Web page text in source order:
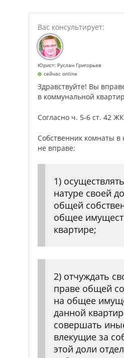
Юрист: Руслан Григорьев
сейчас online
Здравствуйте! Вы
в коммунальной
Согласно ч. 5-6 ст. 42
Собственник комнаты
не вправе:
1)
натуре своей
общей
общее
квартире;
2) отчуждать
праве общей
на общее
данной
совершать
влекущие за
этой доли